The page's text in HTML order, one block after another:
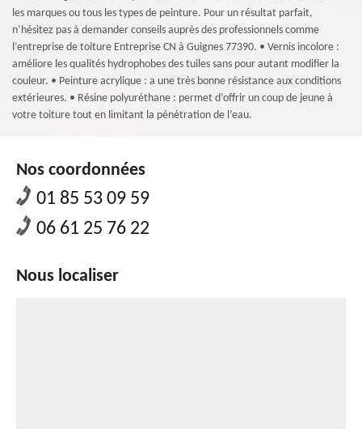
les marques ou tous les types de peinture. Pour un résultat parfait,
n’hésitez pas à demander conseils auprès des professionnels comme
l’entreprise de toiture Entreprise CN à Guignes 77390. • Vernis incolore :
améliore les qualités hydrophobes des tuiles sans pour autant modifier la
couleur. • Peinture acrylique : a une très bonne résistance aux conditions
extérieures. • Résine polyuréthane : permet d’offrir un coup de jeune à
votre toiture tout en limitant la pénétration de l’eau.
Nos coordonnées
01 85 53 09 59
06 61 25 76 22
Nous localiser